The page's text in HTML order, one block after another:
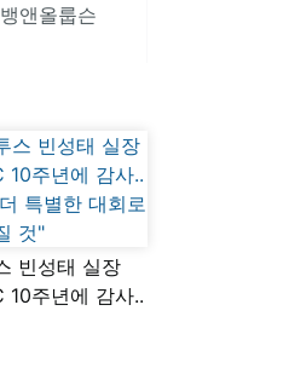
앤올룹슨
빈성태 실장
10주년에 감사..